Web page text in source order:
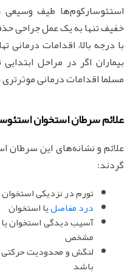
استئوسارکوم‌ها طیف
خفیف تنها به یک عمل جراحی
با درجه بالا، اقدامات
بیماران اگر در مراحل
مسلما اقدامات درمانی
علائم سرطان استخوان
علائم و نشانه‌های این سرطان
گردند:
تورم در نزدیکی استخوان
درد مفاصلیا استخوان
آسیب دیدگی استخوان
مشخص
لنگش و محدودیت حرکتی
باشد